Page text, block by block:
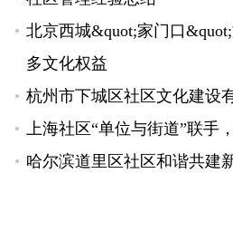
北京西城&quot;家门口
多文化权益
杭州市下城区社区文化建设
上海社区“单位与街道”联手
哈尔滨道里区社区和谐共建